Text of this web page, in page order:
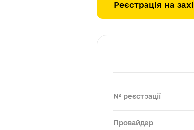
Реєстрація на
№ реєстрації
Провайдер